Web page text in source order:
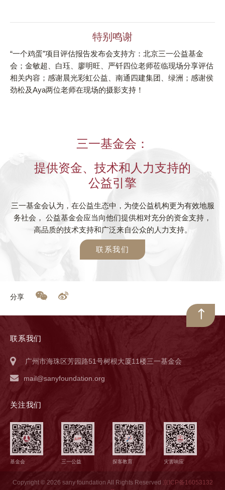
特别鸣谢
“一个鸡蛋”项目评估报告发布会支持方：北京三一公益基金
会；金敏超、白珏、廖明旺、严钎四位老师莅临现场分享评估
相关内容；感谢晨光彩虹公益、南通四建集团、绿洲；感谢侯
劲松及Aya两位老师在现场的摄影支持！
三一基金会：
提供资金、技术和人力支持的
公益引擎
三一基金会认为，在公益生态中，为使公益机构更为有效地服
务社会， 公益基金会应当向他们提供相对充分的资金支持，
高品质的技术支持和广泛来自公众的人力支持。
联系我们
分享
联系我们
广州市海珠区芳园路51号树根大厦11楼三一基金会
mail@sanyfoundation.org
关注我们
基金会 三一公益 探客教育 灾害响应
Copyright © 2026 sany foundation All Rights Reserved 京ICP备16053132